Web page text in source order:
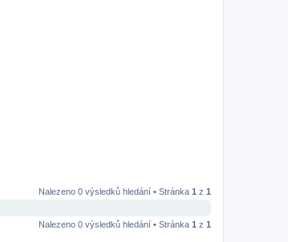
Nalezeno 0 výsledků hledání • Stránka 1 z 1
Nalezeno 0 výsledků hledání • Stránka 1 z 1